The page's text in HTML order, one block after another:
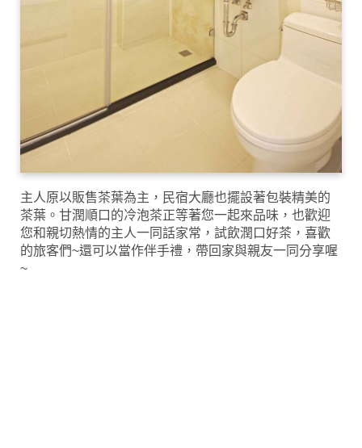
主人原以販售茶葉為主，民宿大廳也擺設著包裝精美的
茶葉。甘潤順口的冷泡茶正等著您一起來品味，也歡迎
您和親切熱情的主人一同話家常，試飲潤口好茶，喜歡
的旅客們~還可以當作伴手禮，帶回家與親友一同分享喔
~